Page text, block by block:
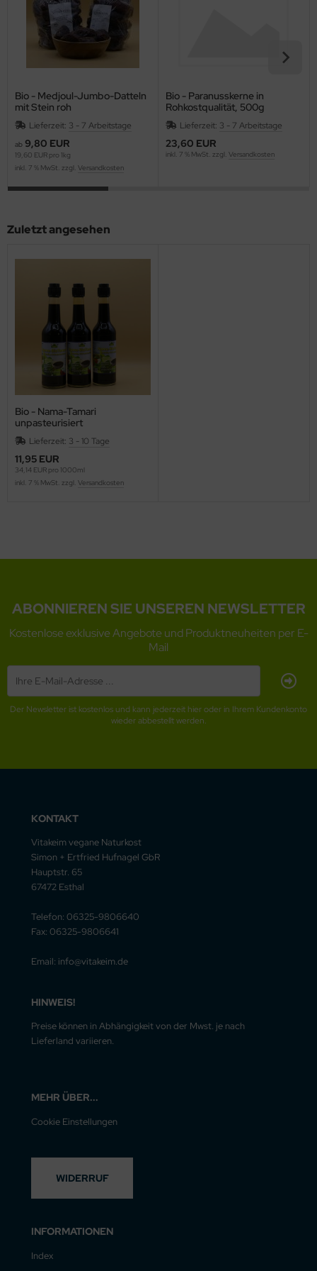
Bio - Medjoul-Jumbo-Datteln
mit Stein roh
Lieferzeit: 3 - 7 Arbeitstage
ab 9,80 EUR
19,60 EUR pro 1kg
inkl. 7 % MwSt. zzgl. Versandkosten
Bio - Paranusskerne in
Rohkostqualität, 500g
Lieferzeit: 3 - 7 Arbeitstage
23,60 EUR
inkl. 7 % MwSt. zzgl. Versandkosten
Zuletzt angesehen
Bio - Nama-Tamari
unpasteurisiert
Lieferzeit: 3 - 10 Tage
11,95 EUR
34,14 EUR pro 1000ml
inkl. 7 % MwSt. zzgl. Versandkosten
ABONNIEREN SIE UNSEREN NEWSLETTER
Kostenlose exklusive Angebote und Produktneuheiten per E-
Mail
Der Newsletter ist kostenlos und kann jederzeit hier oder in Ihrem Kundenkonto
wieder abbestellt werden.
KONTAKT
Vitakeim vegane Naturkost
Simon + Ertfried Hufnagel GbR
Hauptstr. 65
67472 Esthal
Telefon: 06325-9806640
Fax: 06325-9806641
Email: info@vitakeim.de
HINWEIS!
Preise können in Abhängigkeit von der Mwst. je nach
Lieferland variieren.
MEHR ÜBER...
Cookie Einstellungen
WIDERRUF
INFORMATIONEN
Index